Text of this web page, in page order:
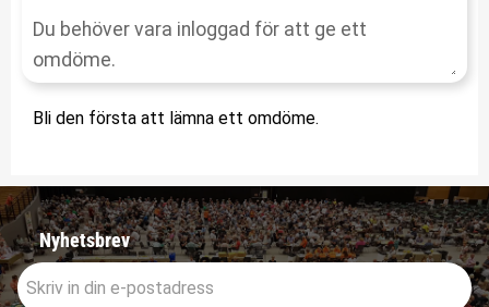
Bli den första att lämna ett omdöme.
Nyhetsbrev